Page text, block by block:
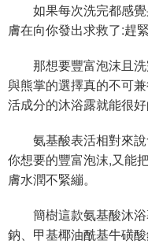
如果每次洗完都感覺
膚在向你發出求救了:趕
那想要豐富泡沫且洗
與熊掌的選擇真的不可
活成分的沐浴露就能很好
氨基酸表活相對來說
你想要的豐富泡沫,又能
膚水潤不緊繃。
簡樹這款氨基酸沐浴
鈉、甲基椰油酰基牛磺